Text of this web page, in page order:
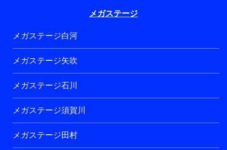
メガステージ
メガステージ白河
メガステージ矢吹
メガステージ石川
メガステージ須賀川
メガステージ田村